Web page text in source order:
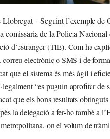
– Seguint l’exemple
comissaria de la Policia
d’estranger (TIE). Com ha
electrònic o SMS i de
que el sistema és més àgil i
“es puguin aprofitar de
que els bons resultats
la delegació a fer-ho també a
metropolitana, on el volum de